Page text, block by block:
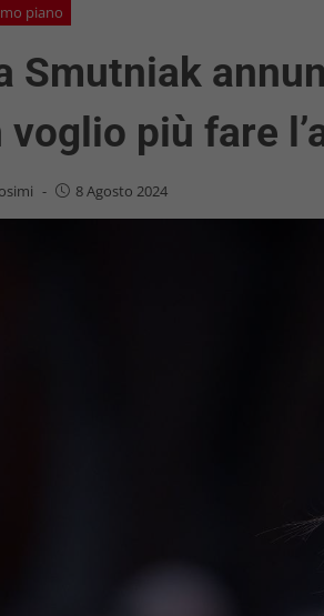
piano
Smutniak
voglio più fare
- 8 Agosto 2024